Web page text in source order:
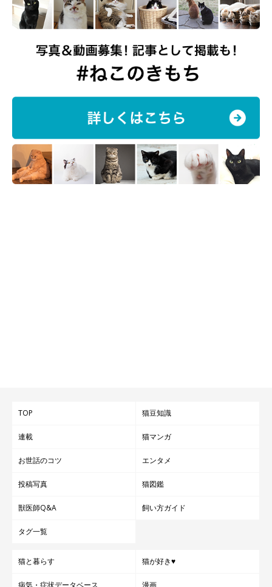
ねこのきもち投稿写真ギャラリー
「愛猫が近づいてこない」「いつもそばにいる」など、人との距
TOP 猫豆知識
連載 猫マンガ
お世話のコツ エンタメ
投稿写真 猫図鑑
獣医師Q&A 飼い方ガイド
タグ一覧
猫と暮らす 猫が好き♥
病気・症状データベース 漫画